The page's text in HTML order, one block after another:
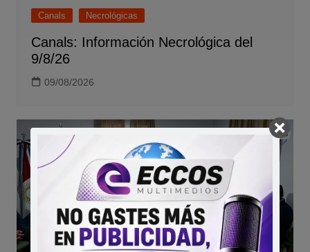
Canals Necrológicas
Canals: Información Necrológica del
9/8/26
09/08/2026